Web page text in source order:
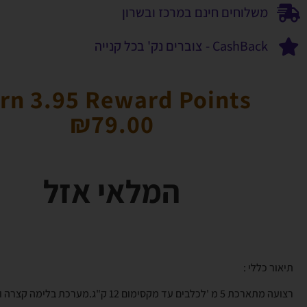
משלוחים חינם במרכז ובשרון
CashBack - צוברים נק' בכל קנייה
3.95 Reward Points
₪79.00
המלאי אזל
תיאור כללי :
רצועה מתארכת 5 מ 'לכלבים עד מקסימום 12 ק"ג.מערכת בלימה קצרה ונעימה